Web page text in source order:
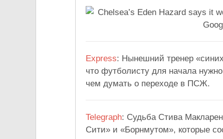
Express: Нынешний тренер
что футболисту для начала
чем думать о переходе в ПСЖ.
Telegraph: Судьба Стива
Сити» и «Борнмутом», которые